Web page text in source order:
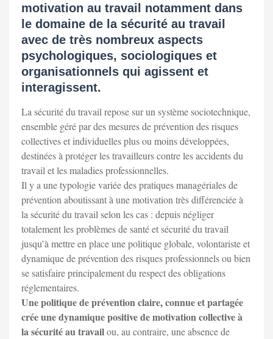
motivation au travail notamment dans
le domaine de la sécurité au travail
avec de très nombreux aspects
psychologiques, sociologiques et
organisationnels qui agissent et
interagissent.
La sécurité du travail repose sur un système sociotechnique,
ensemble géré par des mesures de prévention des risques
collectives et individuelles plus ou moins développées,
destinées à protéger les travailleurs contre les accidents du
travail et les maladies professionnelles.
Il y a une typologie variée des pratiques managériales de
prévention aboutissant à une motivation très différenciée à
la sécurité du travail selon les cas : depuis négliger
totalement les problèmes de santé et sécurité du travail
jusqu’à mettre en place une politique globale, volontariste et
dynamique de prévention des risques professionnels ou bien
se satisfaire principalement du respect des obligations
réglementaires.
Une politique de prévention claire, connue et partagée
crée une dynamique positive de motivation collective à
la sécurité au travailou, au contraire, une absence de